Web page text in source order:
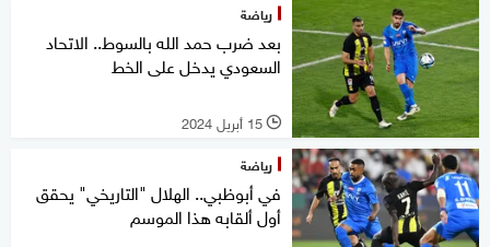
رياضة
بعد ضرب حمد الله بالسوط.. الاتحاد
السعودي يدخل على الخط
l 15 أبريل 2024
رياضة
في أبوظبي.. الهلال "التاريخي" يحقق
أول ألقابه هذا الموسم